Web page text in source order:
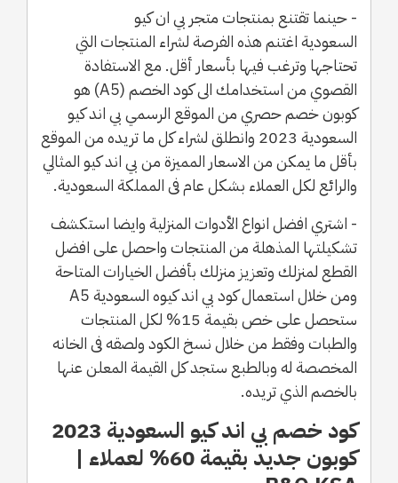
- حينما تقتنع بمنتجات متجر بي ان كيو
السعودية اغتنم هذه الفرصة لشراء المنتجات التي
تحتاجها وترغب فيها بأسعار أقل. مع الاستفادة
القصوي من استخدامك الى كود الخصم (A5) هو
كوبون خصم حصري من الموقع الرسمي بي اند كيو
السعودية 2023 وانطلق لشراء كل ما تريده من الموقع
بأقل ما يمكن من الاسعار المميزة من بي اند كيو المثالي
والرائع لكل العملاء بشكل عام فى المملكة السعودية.
- اشتري افضل انواع الأدوات المنزلية وايضا استكشف
تشكيلتها المذهلة من المنتجات واحصل على افضل
القطع لمنزلك وتعزيز منزلك بأفضل الخيارات المتاحة
ومن خلال استعمال كود بي اند كيوه السعودية A5
ستحصل على خص بقيمة 15% لكل المنتجات
والطبات وفقط من خلال نسخ الكود ولصقه فى الخانه
المخصصة له وبالطبع ستجد كل القيمة المعلن عنها
بالخصم الذي تريده.
كود خصم بي اند كيو السعودية 2023
كوبون جديد بقيمة 60% لعملاء |